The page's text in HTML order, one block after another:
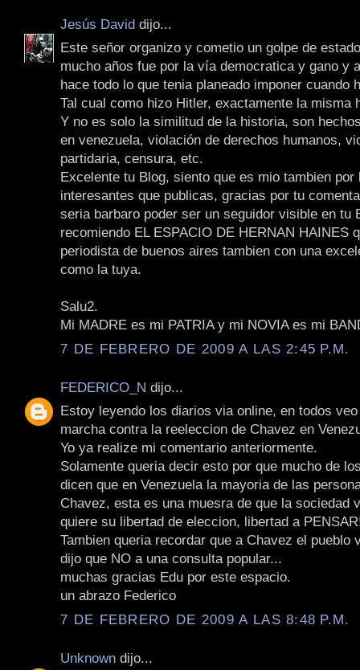
Jesús David dijo...
Este señor organizo y cometio un golpe de
mucho años fue por la vía democratica y gano y
hace todo lo que tenia planeado imponer cuando
Tal cual como hizo Hitler, exactamente la misma
Y no es solo la similitud de la historia, son
en venezuela, violación de derechos humanos,
partidaria, censura, etc.
Excelente tu Blog, siento que es mio tambien por
interesantes que publicas, gracias por tu
seria barbaro poder ser un seguidor visible en tu
recomiendo EL ESPACIO DE HERNAN HAINES
periodista de buenos aires tambien con una
como la tuya.
Salu2.
Mi MADRE es mi PATRIA y mi NOVIA es mi
7 DE FEBRERO DE 2009 A LAS 2:45 P.M.
FEDERICO_N dijo...
Estoy leyendo los diarios via online, en todos
marcha contra la reeleccion de Chavez en
Yo ya realize mi comentario anteriormente.
Solamente queria decir esto por que mucho de
dicen que en Venezuela la mayoria de las
Chavez, esta es una muesra de que la sociedad
quiere su libertad de eleccion, libertad a
Tambien queria recordar que a Chavez el pueblo
dijo que NO a una consulta popular...
muchas gracias Edu por este espacio.
un abrazo Federico
7 DE FEBRERO DE 2009 A LAS 8:48 P.M.
Unknown dijo...